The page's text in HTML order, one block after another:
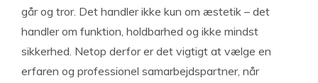
går og tror. Det handler ikke kun om æstetik – det
handler om funktion, holdbarhed og ikke mindst
sikkerhed. Netop derfor er det vigtigt at vælge en
erfaren og professionel samarbejdspartner, når